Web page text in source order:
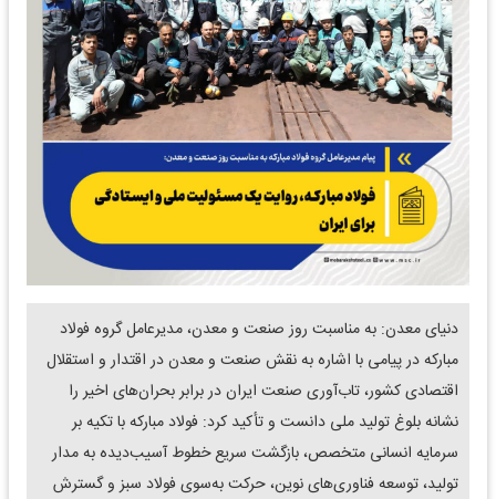
دنیای معدن: به مناسبت روز صنعت و معدن، مدیرعامل گروه فولاد
مبارکه در پیامی با اشاره به نقش صنعت و معدن در اقتدار و استقلال
اقتصادی کشور، تاب‌آوری صنعت ایران در برابر بحران‌های اخیر را
نشانه بلوغ تولید ملی دانست و تأکید کرد: فولاد مبارکه با تکیه بر
سرمایه انسانی متخصص، بازگشت سریع خطوط آسیب‌دیده به مدار
تولید، توسعه فناوری‌های نوین، حرکت به‌سوی فولاد سبز و گسترش